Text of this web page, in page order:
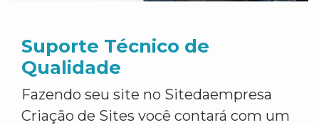
Suporte Técnico de
Qualidade
Fazendo seu site no Sitedaempresa
Criação de Sites você contará com um